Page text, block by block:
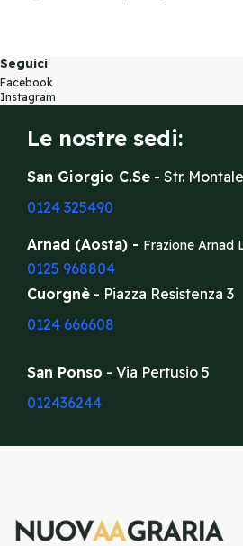
Seguici
Facebook
Instagram
Le nostre sedi:
San Giorgio C.Se - Str.
0124 325490
Arnad (Aosta) - Frazione Arnad
0125 968804
Cuorgnè - Piazza Resistenza 3
0124 666608
San Ponso - Via Pertusio 5
012436244